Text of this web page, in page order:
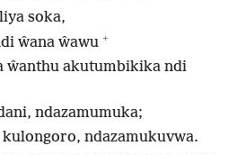
soka,
ŵana ŵawu +
ŵanthu akutumbikika ndi
ndazamumuka;
ndazamukuvwa.